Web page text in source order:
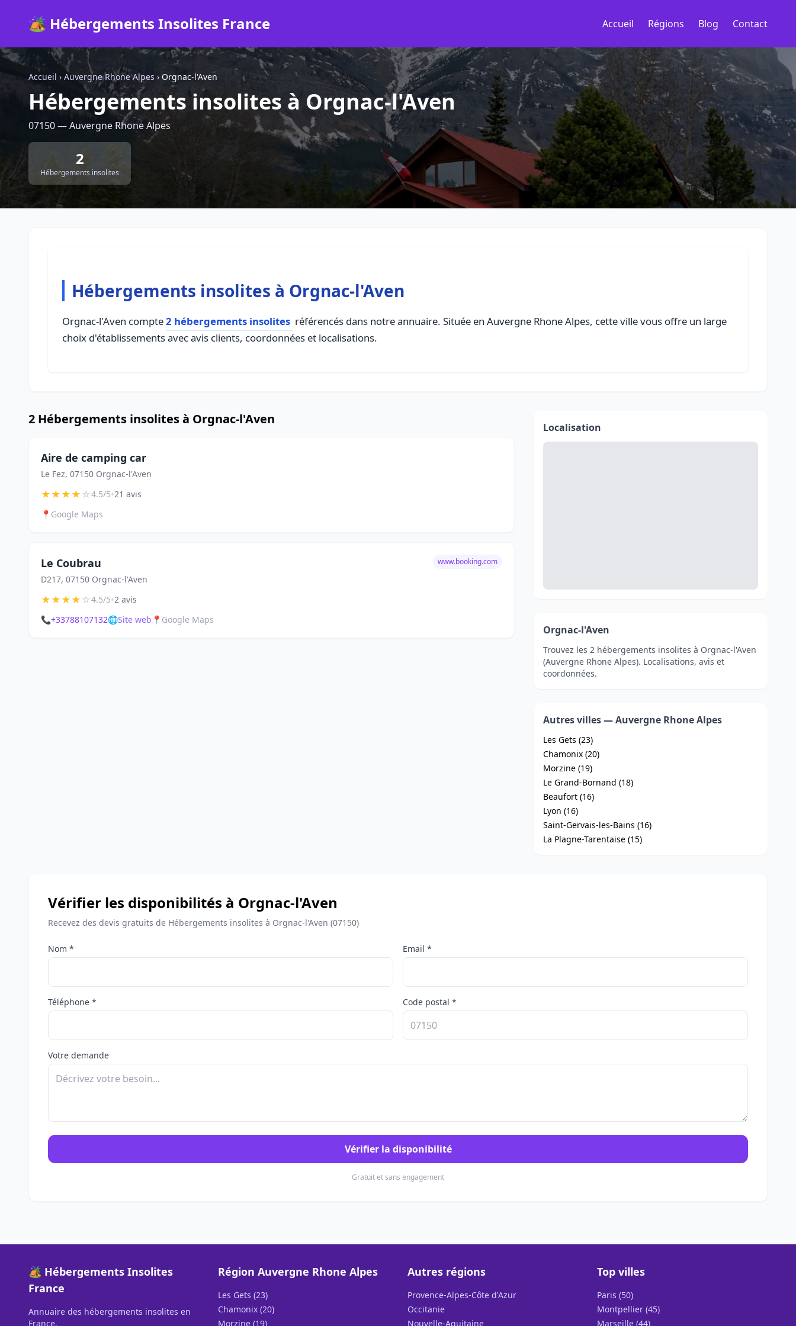
🏕️ Hébergements Insolites France Accueil Régions Blog Contact
Accueil › Auvergne Rhone Alpes › Orgnac-l'Aven
Hébergements insolites à Orgnac-l'Aven
07150 — Auvergne Rhone Alpes
2
Hébergements insolites
Hébergements insolites à Orgnac-l'Aven
Orgnac-l'Aven compte2 hébergements insolites référencés dans notre annuaire. Située en Auvergne Rhone Alpes, cette ville vous offre un large
choix d'établissements avec avis clients, coordonnées et localisations.
2 Hébergements insolites à Orgnac-l'Aven
Aire de camping car
Le Fez, 07150 Orgnac-l'Aven
★★★★☆4.5/5•21 avis
📍 Google Maps
Le Coubrau
D217, 07150 Orgnac-l'Aven
www.booking.com
★★★★☆4.5/5•2 avis
📞+33788107132🌐Site web 📍 Google Maps
Localisation
Orgnac-l'Aven
Trouvez les 2 hébergements insolites à Orgnac-l'Aven
(Auvergne Rhone Alpes). Localisations, avis et
coordonnées.
Autres villes — Auvergne Rhone Alpes
Les Gets (23)
Chamonix (20)
Morzine (19)
Le Grand-Bornand (18)
Beaufort (16)
Lyon (16)
Saint-Gervais-les-Bains (16)
La Plagne-Tarentaise (15)
Vérifier les disponibilités à Orgnac-l'Aven
Recevez des devis gratuits de Hébergements insolites à Orgnac-l'Aven (07150)
Nom * Email *
Téléphone * Code postal *
Votre demande
Vérifier la disponibilité
Gratuit et sans engagement
🏕️ Hébergements Insolites
France
Annuaire des hébergements insolites en
France.
Région Auvergne Rhone Alpes
Les Gets (23)
Chamonix (20)
Morzine (19)
Autres régions
Provence-Alpes-Côte d'Azur
Occitanie
Nouvelle-Aquitaine
Top villes
Paris (50)
Montpellier (45)
Marseille (44)